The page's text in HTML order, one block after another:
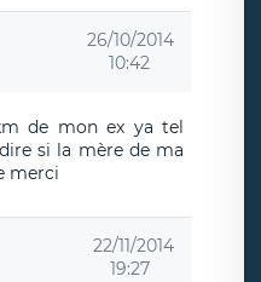
26/10/2014
10:42
de mon ex ya tel
si la mère de ma
merci
22/11/2014
19:27